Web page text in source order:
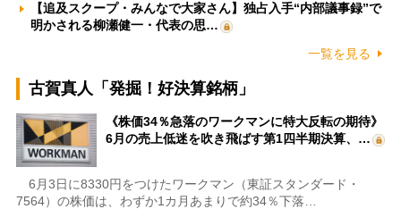
【追及スクープ・みんなで大家さん】独占入手“内部議事録”で
明かされる柳瀬健一・代表の思…
一覧を見る
古賀真人「発掘！好決算銘柄」
《株価34％急落のワークマンに特大反転の期待》
6月の売上低迷を吹き飛ばす第1四半期決算、…
6月3日に8330円をつけたワークマン（東証スタンダード・
7564）の株価は、わずか1カ月あまりで約34％下落…